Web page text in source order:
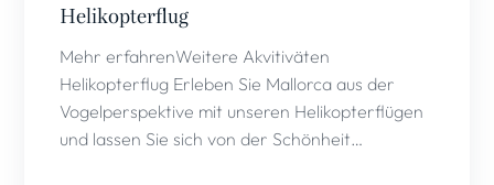
Helikopterflug
Mehr erfahrenWeitere Akvitiväten
Helikopterflug Erleben Sie Mallorca aus der
Vogelperspektive mit unseren Helikopterflügen
und lassen Sie sich von der Schönheit…